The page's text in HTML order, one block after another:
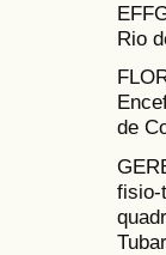
Rio
de
fisio-